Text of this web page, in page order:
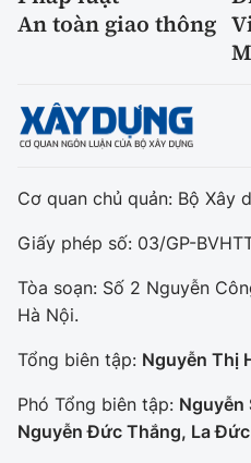
An toàn giao thông
Cơ quan chủ quản: Bộ Xây
Giấy phép số: 03/GP-
Tòa soạn: Số 2 Nguyễn
Hà Nội.
Tổng biên tập: Nguyễn Thị
Phó Tổng biên tập: Nguyễn
Nguyễn Đức Thắng, La